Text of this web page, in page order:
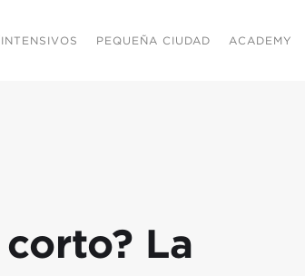
PEQUEÑA CIUDAD ACADEMY
La